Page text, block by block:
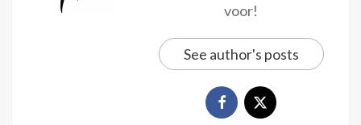
voor!
See author's posts